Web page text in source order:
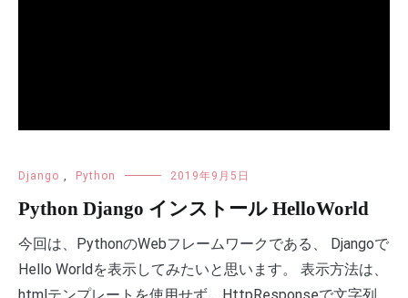
Django , Python 2019年9月5日
Python Django インストール HelloWorld
今回は、PythonのWebフレームワークである、 Djangoで
Hello Worldを表示してみたいと思います。 表示方法は、